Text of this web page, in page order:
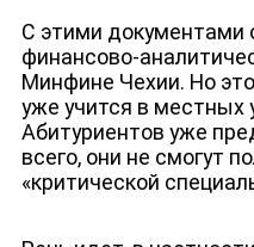
С этими документами
финансово-
Минфине Чехии. Но
уже учится в местных
Абитуриентов уже
всего, они не смогут
«критической